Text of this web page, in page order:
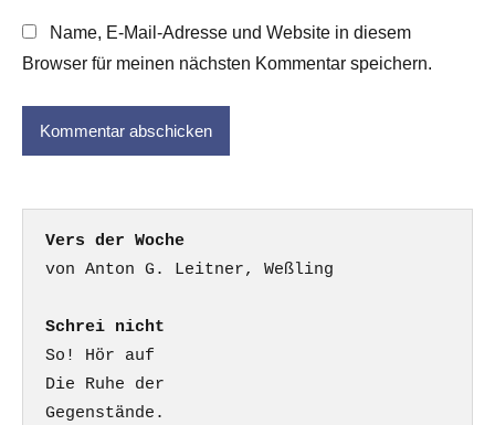
Name, E-Mail-Adresse und Website in diesem
Browser für meinen nächsten Kommentar speichern.
Vers der Woche
Schrei nicht
So! Hör auf
Die Ruhe der
Gegenstände.